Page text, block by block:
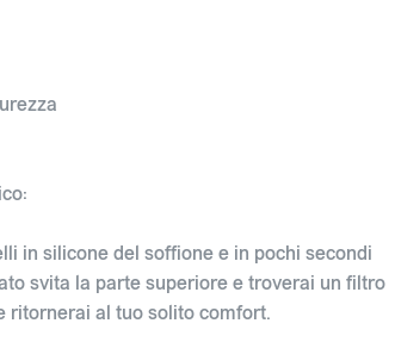
in silicone del soffione e in pochi secondi
svita la parte superiore e troverai un filtro
ritornerai al tuo solito comfort.